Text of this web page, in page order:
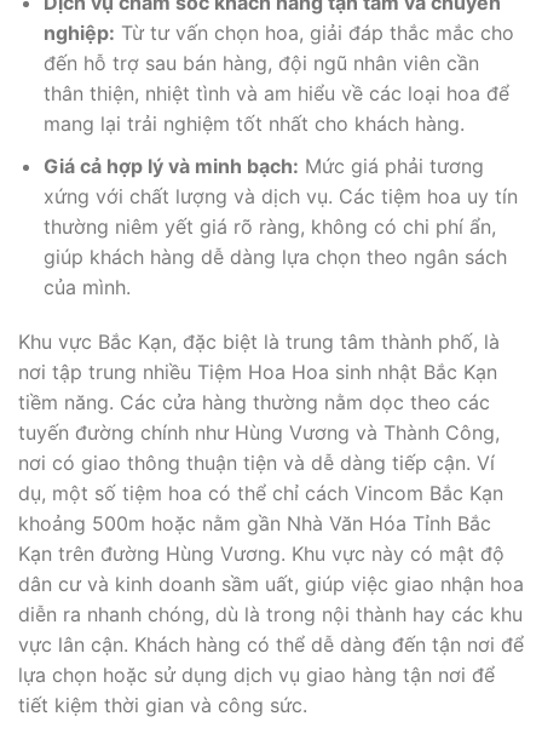
nghiệp: Từ tư vấn chọn hoa, giải đáp thắc mắc cho
đến hỗ trợ sau bán hàng, đội ngũ nhân viên cần
thân thiện, nhiệt tình và am hiểu về các loại hoa để
mang lại trải nghiệm tốt nhất cho khách hàng.
Giá cả hợp lý và minh bạch: Mức giá phải tương
xứng với chất lượng và dịch vụ. Các tiệm hoa uy tín
thường niêm yết giá rõ ràng, không có chi phí ẩn,
giúp khách hàng dễ dàng lựa chọn theo ngân sách
của mình.
Khu vực Bắc Kạn, đặc biệt là trung tâm thành phố, là
nơi tập trung nhiều Tiệm Hoa Hoa sinh nhật Bắc Kạn
tiềm năng. Các cửa hàng thường nằm dọc theo các
tuyến đường chính như Hùng Vương và Thành Công,
nơi có giao thông thuận tiện và dễ dàng tiếp cận. Ví
dụ, một số tiệm hoa có thể chỉ cách Vincom Bắc Kạn
khoảng 500m hoặc nằm gần Nhà Văn Hóa Tỉnh Bắc
Kạn trên đường Hùng Vương. Khu vực này có mật độ
dân cư và kinh doanh sầm uất, giúp việc giao nhận hoa
diễn ra nhanh chóng, dù là trong nội thành hay các khu
vực lân cận. Khách hàng có thể dễ dàng đến tận nơi để
lựa chọn hoặc sử dụng dịch vụ giao hàng tận nơi để
tiết kiệm thời gian và công sức.